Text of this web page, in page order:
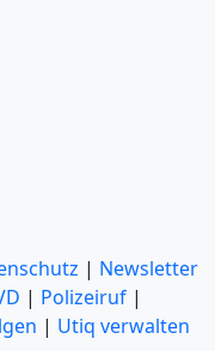
| Newsletter
| Polizeiruf |
| Utiq verwalten